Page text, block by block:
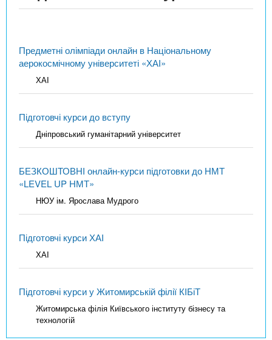
Предметні олімпіади онлайн в Національному
аерокосмічному університеті «ХАІ»
ХАІ
Підготовчі курси до вступу
Дніпровський гуманітарний університет
БЕЗКОШТОВНІ онлайн-курси підготовки до НМТ
«LEVEL UP НМТ»
НЮУ ім. Ярослава Мудрого
Підготовчі курси ХАІ
ХАІ
Підготовчі курси у Житомирській філії КІБіТ
Житомирська філія Київського інституту бізнесу та
технологій